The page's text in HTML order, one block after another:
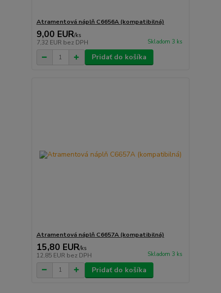
Atramentová náplň C6656A (kompatibilná)
9,00 EUR/ks
7,32 EUR bez DPH Skladom 3 ks
Pridať do košíka
Atramentová náplň C6657A (kompatibilná)
15,80 EUR/ks
12,85 EUR bez DPH Skladom 3 ks
Pridať do košíka